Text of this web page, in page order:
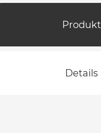
Produkt
Details